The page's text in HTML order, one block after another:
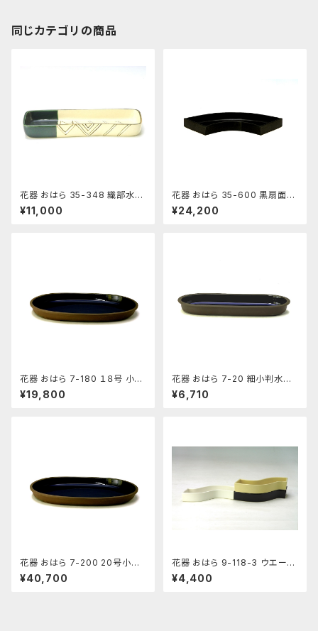
同じカテゴリの商品
花器 おはら 35-348 織部水盤
花瓶 フラワーベース 水盤
¥11,000
花器 おはら 35-600 黒扇面水
盤 花瓶 フラワーベース 水盤
¥24,200
花器 おはら 7-180 １８号 小判
水盤 花瓶 フラワーベース 水盤
¥19,800
花器 おはら 7-20 細小判水盤
（流円） 花瓶 フラワーベース 水
盤
¥6,710
花器 おはら 7-200 20号小判
水盤 花瓶 フラワーベース 水盤
¥40,700
花器 おはら 9-118-3 ウエーブ
小黒ツヤ 花瓶 フラワーベース
水盤
¥4,400